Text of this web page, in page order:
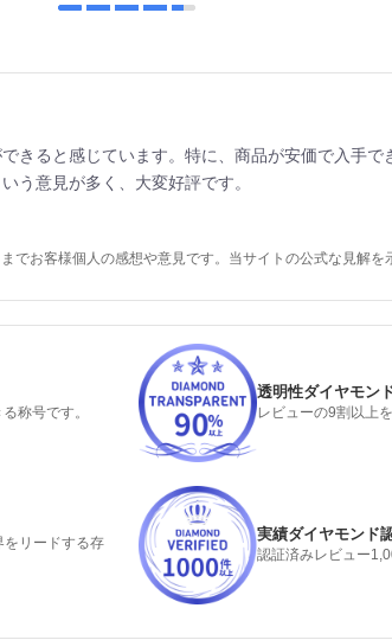
きると感じています。特に、商品が安価で入手
う意見が多く、大変好評です。
お客様個人の感想や意見です。当サイトの公式な見解を
称号です。
透明性ダイヤモン
レビューの9割以上
リードする存
実績ダイヤモンド
認証済みレビュー